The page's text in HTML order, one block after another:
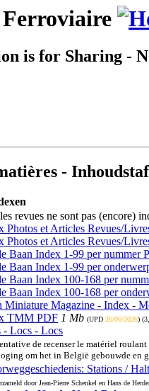
is for Sharing -
-
revues ne sont pas (encore)
Photos et Articles Revues/
Photos et Articles Revues/
Baan Index 1-99 per nummer
Baan Index 1-99 per
Baan Index 100-168 per
Baan Index 100-168 per
Miniature Magazine - Index -
TMM PDF 1 Mb (UPD 26/06/2026)
- Locs - Locs
de recenser le matériel
om het in België gebouwde en
Stations /
door Jean-Pierre Schenkel en Hans de